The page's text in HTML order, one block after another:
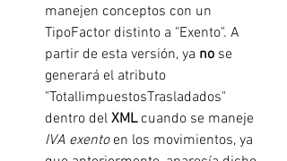
manejen conceptos con un
TipoFactor distinto a "Exento". A
partir de esta versión, ya no se
generará el atributo
"TotalIimpuestosTrasladados"
dentro del XML cuando se maneje
IVA exento en los movimientos, ya